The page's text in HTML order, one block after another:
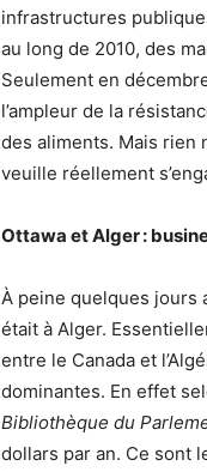
infrastructures
au long de 2010, des
Seulement en
l’ampleur de la
des aliments. Mais rien
veuille réellement
Ottawa et Alger :
À peine quelques jours
était à Alger.
entre le Canada et
dominantes. En effet
Bibliothèque du
dollars par an. Ce sont